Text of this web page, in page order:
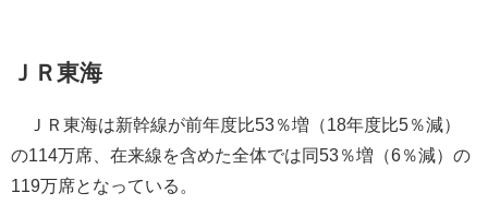
ＪＲ東海
ＪＲ東海は新幹線が前年度比53％増（18年度比5％減）
の114万席、在来線を含めた全体では同53％増（6％減）の
119万席となっている。